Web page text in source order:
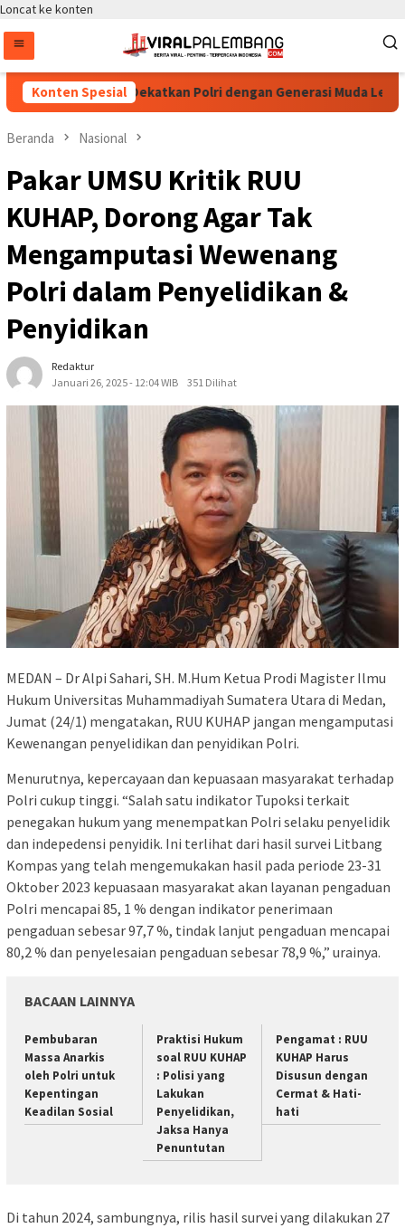
Loncat ke konten
Konten Spesial
Berhasil Dekatkan Polri dengan Generasi Muda Lewat E-
Beranda Nasional
Pakar UMSU Kritik RUU
KUHAP, Dorong Agar Tak
Mengamputasi Wewenang
Polri dalam Penyelidikan &
Penyidikan
Redaktur
Januari 26, 2025 - 12:04 WIB
351 Dilihat
MEDAN – Dr Alpi Sahari, SH. M.Hum Ketua Prodi Magister Ilmu
Hukum Universitas Muhammadiyah Sumatera Utara di Medan,
Jumat (24/1) mengatakan, RUU KUHAP jangan mengamputasi
Kewenangan penyelidikan dan penyidikan Polri.
Menurutnya, kepercayaan dan kepuasaan masyarakat terhadap
Polri cukup tinggi. “Salah satu indikator Tupoksi terkait
penegakan hukum yang menempatkan Polri selaku penyelidik
dan indepedensi penyidik. Ini terlihat dari hasil survei Litbang
Kompas yang telah mengemukakan hasil pada periode 23-31
Oktober 2023 kepuasaan masyarakat akan layanan pengaduan
Polri mencapai 85, 1 % dengan indikator penerimaan
pengaduan sebesar 97,7 %, tindak lanjut pengaduan mencapai
80,2 % dan penyelesaian pengaduan sebesar 78,9 %,” urainya.
BACAAN LAINNYA
Pembubaran
Massa Anarkis
oleh Polri untuk
Kepentingan
Keadilan Sosial
Praktisi Hukum
soal RUU KUHAP
: Polisi yang
Lakukan
Penyelidikan,
Jaksa Hanya
Penuntutan
Pengamat : RUU
KUHAP Harus
Disusun dengan
Cermat & Hati-
hati
Di tahun 2024, sambungnya, rilis hasil survei yang dilakukan 27